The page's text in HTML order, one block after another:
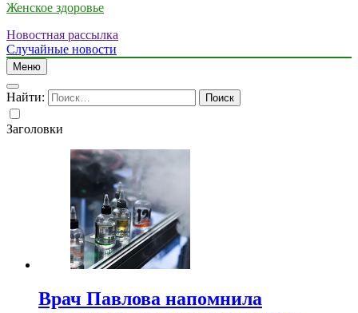
Женское здоровье
Новостная рассылка
Случайные новости
Меню
Найти:
Заголовки
Врач Павлова напомнила